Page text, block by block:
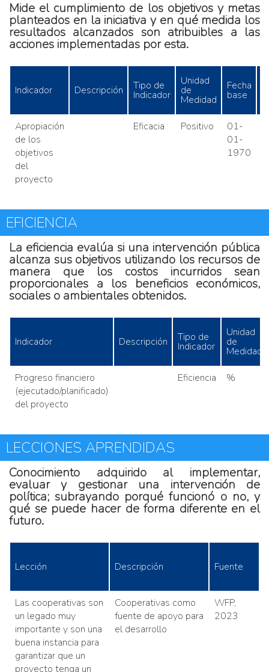
Mide el cumplimiento de los objetivos y metas
planteados en la iniciativa y en qué medida los
resultados alcanzados son atribuibles a las
acciones implementadas por esta.
Indicador Descripción Tipo de
Indicador
Unidad
de
Medidad
Fecha
base
Apropiación
de los
objetivos
del
proyecto
Eficacia Positivo
01-
01-
1970
EFICIENCIA
La eficiencia evalúa si una intervención pública
alcanza sus objetivos utilizando los recursos de
manera que los costos incurridos sean
proporcionales a los beneficios económicos,
sociales o ambientales obtenidos.
Indicador Descripción Tipo de
Indicador
Unidad
de
Medidad
Progreso financiero
(ejecutado/planificado)
del proyecto
Eficiencia %
LECCIONES APRENDIDAS
Conocimiento adquirido al implementar,
evaluar y gestionar una intervención de
política; subrayando porqué funcionó o no, y
qué se puede hacer de forma diferente en el
futuro.
Lección Descripción Fuente
Las cooperativas son
un legado muy
importante y son una
buena instancia para
garantizar que un
proyecto tenga un
Cooperativas como
fuente de apoyo para
el desarrollo
WFP,
2023